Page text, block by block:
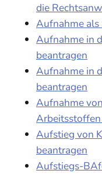
die
Aufnahme als
Aufnahme in
beantragen
Aufnahme in
beantragen
Aufnahme
Arbeitsstoffen
Aufstieg von
beantragen
Aufstiegs-